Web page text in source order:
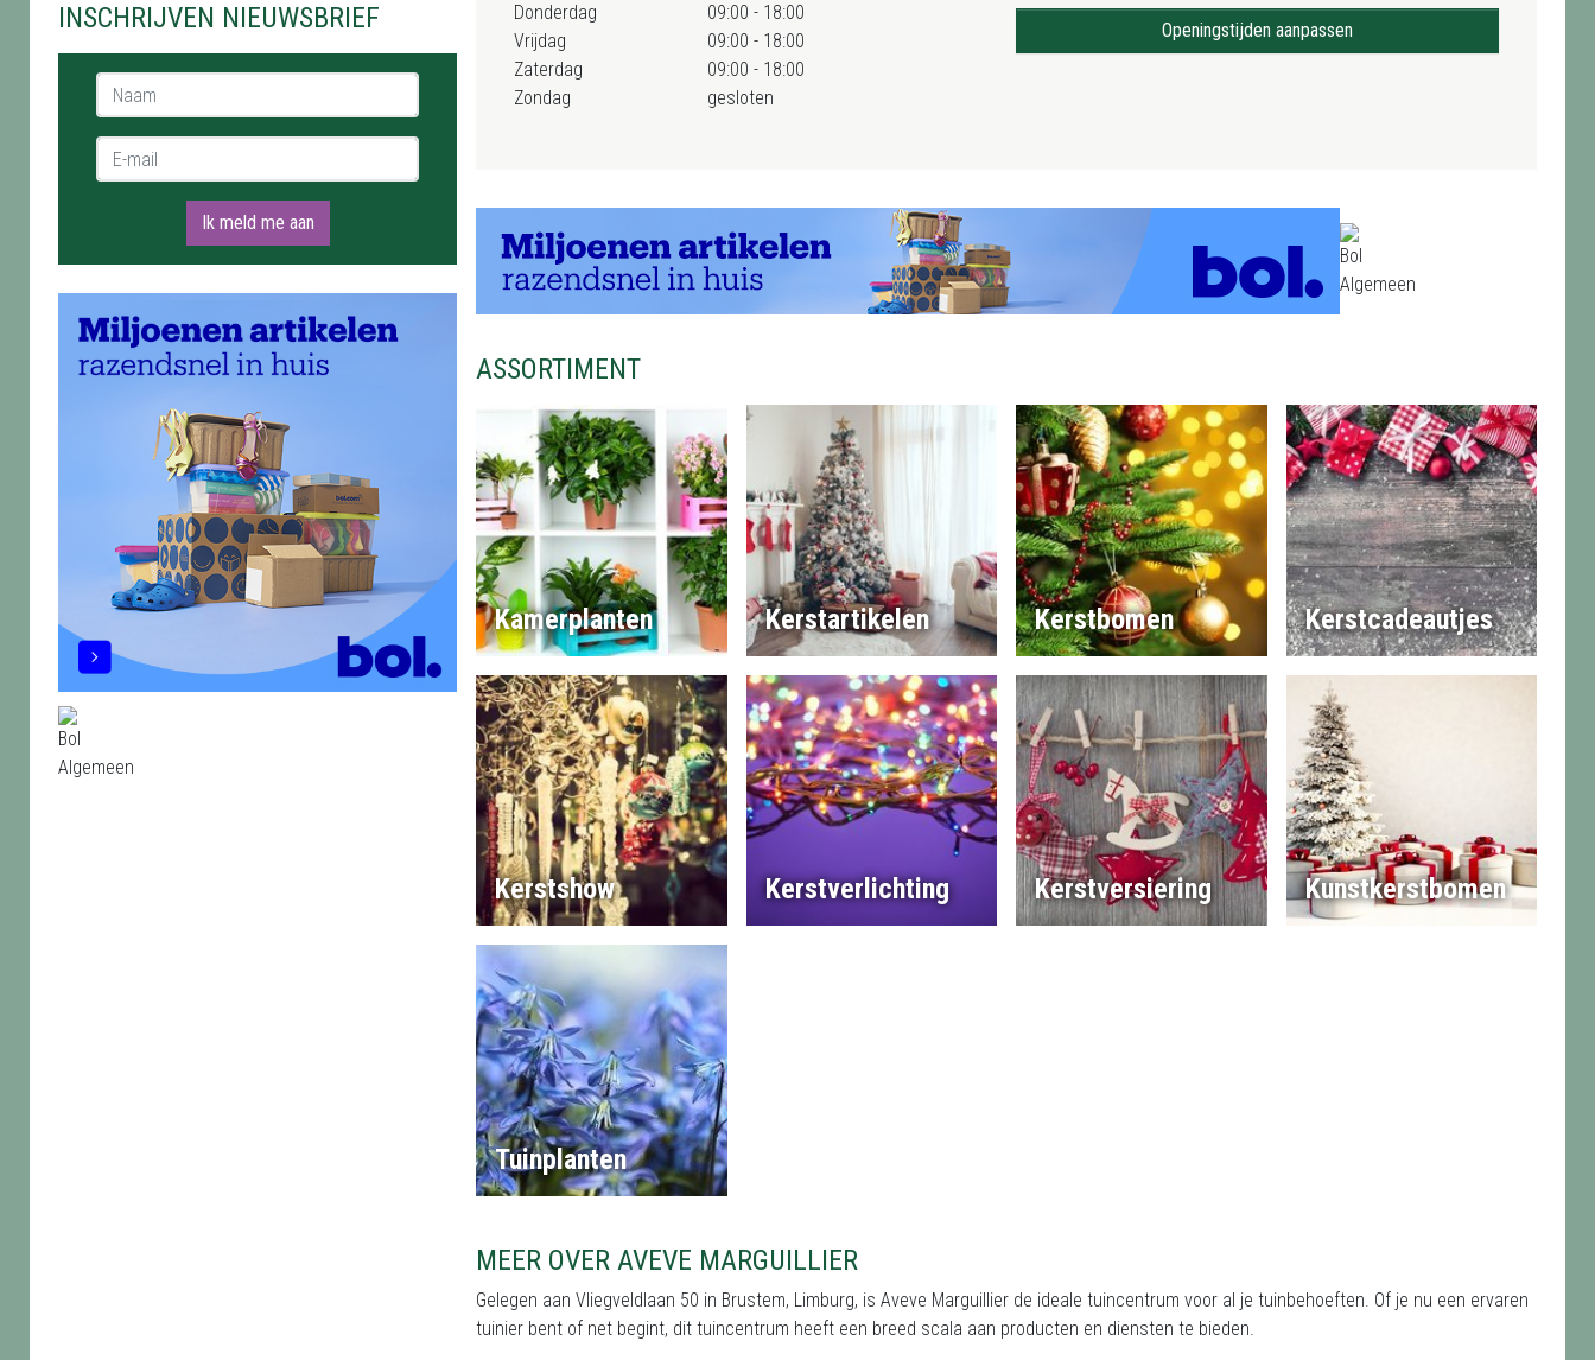
INSCHRIJVEN NIEUWSBRIEF
Naam *
E-mail *
Ik meld me aan
Donderdag
09:00 - 18:00
Vrijdag
09:00 - 18:00
Zaterdag
09:00 - 18:00
Zondag
gesloten
Openingstijden aanpassen
ASSORTIMENT
Kamerplanten Kerstartikelen Kerstbomen Kerstcadeautjes
Kerstshow Kerstverlichting Kerstversiering Kunstkerstbomen
Tuinplanten
MEER OVER AVEVE MARGUILLIER
Gelegen aan Vliegveldlaan 50 in Brustem, Limburg, is Aveve Marguillier de ideale tuincentrum voor al je tuinbehoeften. Of je nu een ervaren
tuinier bent of net begint, dit tuincentrum heeft een breed scala aan producten en diensten te bieden.